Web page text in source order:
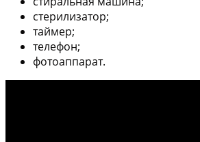
стерилизатор;
таймер;
телефон;
фотоаппарат.